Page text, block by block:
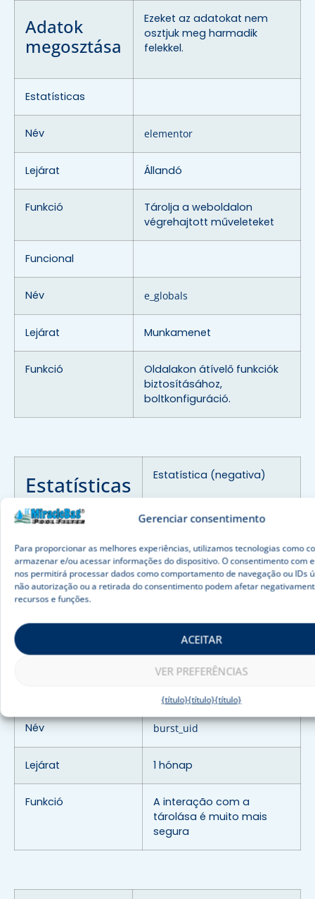
Gerenciar consentimento
Para proporcionar as melhores experiências, utilizamos tecnologias como
armazenar e/ou acessar informações do dispositivo. O consentimento com
nos permitirá processar dados como comportamento de navegação ou IDs
não autorização ou a retirada do consentimento podem afetar
recursos e funções.
ACEITAR
VER PREFERÊNCIAS
{título}{título}{título}
Adatok
megosztása
Ezeket az adatokat nem
osztjuk meg harmadik
felekkel.
Estatísticas
Név elementor
Lejárat Állandó
Funkció
Tárolja a weboldalon
végrehajtott műveleteket
Funcional
Név e_globals
Lejárat Munkamenet
Funkció
Oldalakon átívelő funkciók
biztosításához,
boltkonfiguráció.
Estatísticas
de
explosão
Estatística (negativa)
Használat
Burst Statistics-et
Adatok
osztjuk meg harmadik
felekkel.
Név burst_uid
Lejárat 1 hónap
Funkció
A interação com a
tárolása é muito mais
segura